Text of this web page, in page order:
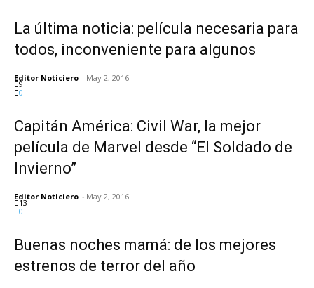
La última noticia: película necesaria para
todos, inconveniente para algunos
Editor Noticiero - May 2, 2016
9
0
Capitán América: Civil War, la mejor
película de Marvel desde “El Soldado de
Invierno”
Editor Noticiero - May 2, 2016
13
0
Buenas noches mamá: de los mejores
estrenos de terror del año